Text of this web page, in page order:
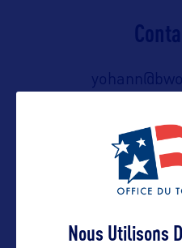
Contact
Nous Utilisons